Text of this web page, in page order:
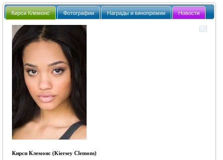
Кирси Клемонс Фотографии Награды и кинопремии Новости
Кирси Клемонс (Kiersey Clemons)